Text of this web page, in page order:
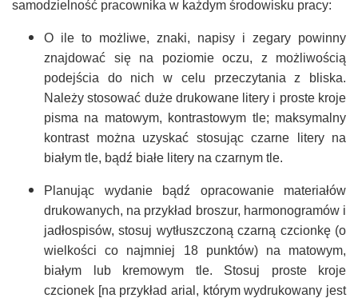
samodzielność pracownika w każdym środowisku pracy:
O ile to możliwe, znaki, napisy i zegary powinny
znajdować się na poziomie oczu, z możliwością
podejścia do nich w celu przeczytania z bliska.
Należy stosować duże drukowane litery i proste kroje
pisma na matowym, kontrastowym tle; maksymalny
kontrast można uzyskać stosując czarne litery na
białym tle, bądź białe litery na czarnym tle.
Planując wydanie bądź opracowanie materiałów
drukowanych, na przykład broszur, harmonogramów i
jadłospisów, stosuj wytłuszczoną czarną czcionkę (o
wielkości co najmniej 18 punktów) na matowym,
białym lub kremowym tle. Stosuj proste kroje
czcionek [na przykład arial, którym wydrukowany jest